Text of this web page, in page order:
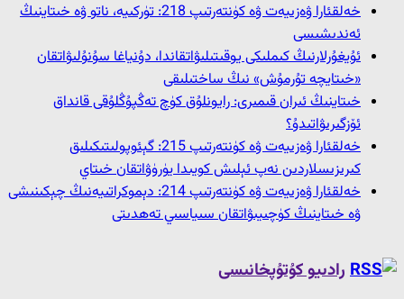
خەلقئارا ۋەزىيەت ۋە كۈنتەرتىپ 218: تۈركىيە، ناتو ۋە خىتاينىڭ
ئەندىشىسى
ئۇيغۇرلارنىڭ كىملىكى يوقىتىلىۋاتقاندا، دۇنياغا سۇنۇلىۋاتقان
«خىتايچە تۇرمۇش» نىڭ ساختىلىقى
خىتاينىڭ ئىران قىمىرى: رايونلۇق كۈچ تەڭپۇڭلۇقى قانداق
ئۆزگىرىۋاتىدۇ؟
خەلقئارا ۋەزىيەت ۋە كۈنتەرتىپ 215: گېئوپولىتىكىلىق
كىرىزىسلاردىن نەپ ئېلىش كويىدا يۈرۈۋاتقان خىتاي
خەلقئارا ۋەزىيەت ۋە كۈنتەرتىپ 214: دېموكراتىيەنىڭ چېكىنىشى
ۋە خىتاينىڭ كۈچىيىۋاتقان سىياسىي تەھدىتى
رادىيو كۇتۇپخانىسى